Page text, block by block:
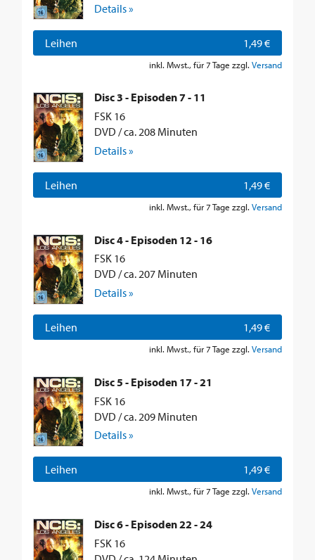
Details »
Leihen 1,49 €
inkl. Mwst., für 7 Tage zzgl. Versand
Disc 3 - Episoden 7 - 11
FSK 16
DVD / ca. 208 Minuten
Details »
Leihen 1,49 €
inkl. Mwst., für 7 Tage zzgl. Versand
Disc 4 - Episoden 12 - 16
FSK 16
DVD / ca. 207 Minuten
Details »
Leihen 1,49 €
inkl. Mwst., für 7 Tage zzgl. Versand
Disc 5 - Episoden 17 - 21
FSK 16
DVD / ca. 209 Minuten
Details »
Leihen 1,49 €
inkl. Mwst., für 7 Tage zzgl. Versand
Disc 6 - Episoden 22 - 24
FSK 16